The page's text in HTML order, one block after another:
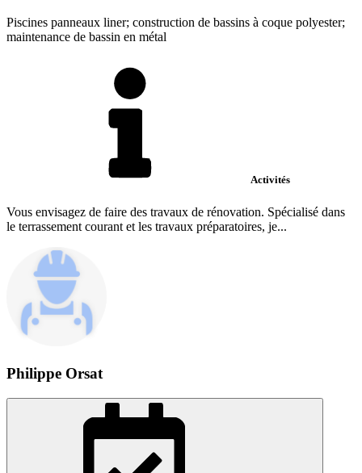
Piscines panneaux liner; construction de bassins à coque polyester;
maintenance de bassin en métal
Activités
Vous envisagez de faire des travaux de rénovation. Spécialisé dans
le terrassement courant et les travaux préparatoires, je...
Philippe Orsat